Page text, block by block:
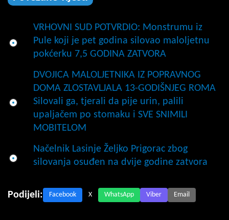
VRHOVNI SUD POTVRDIO: Monstrumu iz
Pule koji je pet godina silovao maloljetnu
pokćerku 7,5 GODINA ZATVORA
DVOJICA MALOLJETNIKA IZ POPRAVNOG
DOMA ZLOSTAVLJALA 13-GODIŠNJEG ROMA
Silovali ga, tjerali da pije urin, palili
upaljačem po stomaku i SVE SNIMILI
MOBITELOM
Načelnik Lasinje Željko Prigorac zbog
silovanja osuđen na dvije godine zatvora
Podijeli: Facebook X WhatsApp Viber Email